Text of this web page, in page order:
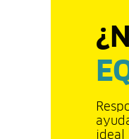
ideal